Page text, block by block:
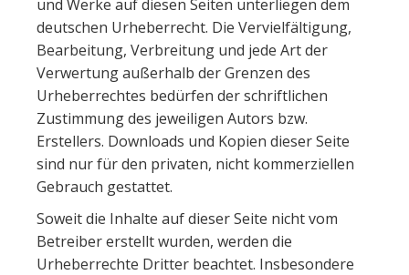
und Werke auf diesen Seiten unterliegen dem
deutschen Urheberrecht. Die Vervielfältigung,
Bearbeitung, Verbreitung und jede Art der
Verwertung außerhalb der Grenzen des
Urheberrechtes bedürfen der schriftlichen
Zustimmung des jeweiligen Autors bzw.
Erstellers. Downloads und Kopien dieser Seite
sind nur für den privaten, nicht kommerziellen
Gebrauch gestattet.
Soweit die Inhalte auf dieser Seite nicht vom
Betreiber erstellt wurden, werden die
Urheberrechte Dritter beachtet. Insbesondere